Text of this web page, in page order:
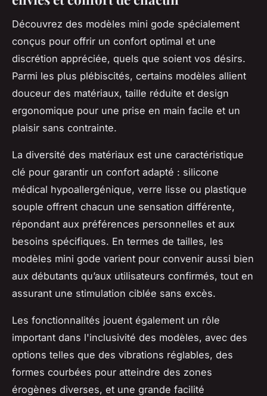
Découvrez des modèles mini gode spécialement
conçus pour offrir un confort optimal et une
discrétion appréciée, quels que soient vos désirs.
Parmi les plus plébiscités, certains modèles allient
douceur des matériaux, taille réduite et design
ergonomique pour une prise en main facile et un
plaisir sans contrainte.
La diversité des matériaux est une caractéristique
clé pour garantir un confort adapté : silicone
médical hypoallergénique, verre lisse ou plastique
souple offrent chacun une sensation différente,
répondant aux préférences personnelles et aux
besoins spécifiques. En termes de tailles, les
modèles mini gode varient pour convenir aussi bien
aux débutants qu’aux utilisateurs confirmés, tout en
assurant une stimulation ciblée sans excès.
Les fonctionnalités jouent également un rôle
important dans l'inclusivité des modèles, avec des
options telles que des vibrations réglables, des
formes courbées pour atteindre des zones
érogènes diverses, et une grande facilité